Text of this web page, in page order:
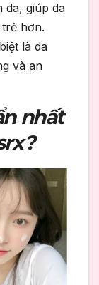
da, giúp da
hơn.
là da
và an
nhất